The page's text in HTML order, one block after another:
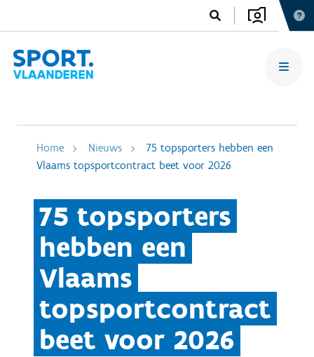
Home Nieuws
75 topsporters hebben een
Vlaams topsportcontract beet voor 2026
75 topsporters
hebben een
Vlaams
topsportcontract
beet voor 2026